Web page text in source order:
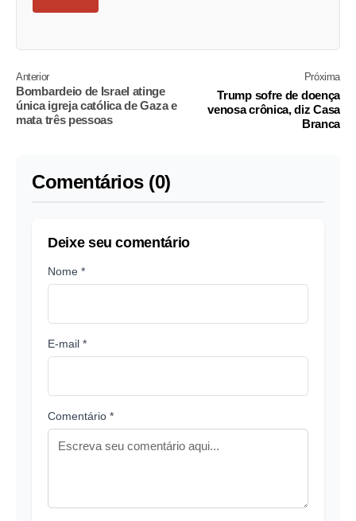
Anterior
Bombardeio de Israel atinge
única igreja católica de Gaza e
mata três pessoas
Próxima
Trump sofre de doença
venosa crônica, diz Casa
Branca
Comentários (0)
Deixe seu comentário
Nome *
E-mail *
Comentário *